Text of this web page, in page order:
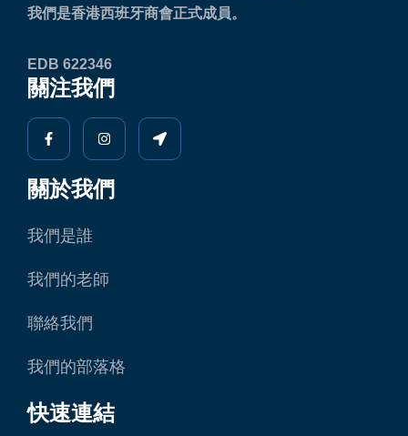
我們是香港西班牙商會正式成員。
EDB 622346
關注我們
關於我們
我們是誰
我們的老師
聯絡我們
我們的部落格
快速連結